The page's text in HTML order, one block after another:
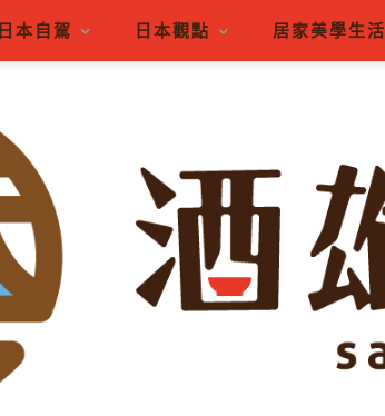
日本自駕 日本觀點 居家美學生活